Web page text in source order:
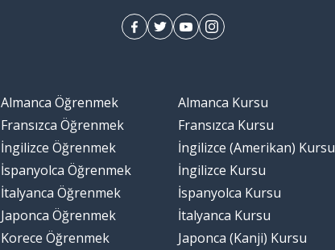
Almanca Öğrenmek
Fransızca Öğrenmek
İngilizce Öğrenmek
İspanyolca Öğrenmek
İtalyanca Öğrenmek
Japonca Öğrenmek
Korece Öğrenmek
Almanca Kursu
Fransızca Kursu
İngilizce (Amerikan) Kursu
İngilizce Kursu
İspanyolca Kursu
İtalyanca Kursu
Japonca (Kanji) Kursu